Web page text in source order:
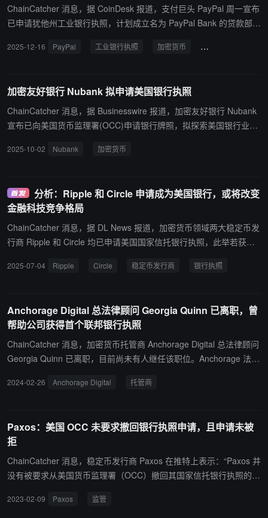
鲍曼则就加密交易所 Kraken 获批美联储主账户一事作出说明，强调
该账户权限有限，初始期限为 12 个月，期间将密切观察并为制定正
ChainCatcher 消息，据 CoinDesk 报道，支付巨头 PayPal 周一宣布
已申请犹他州工业银行执照，计划成立名为 PayPal Bank 的贷款部
利息储蓄账户服务。PayPal 同时已向联邦存款保险公司申请存款保
务。
2025-12-16 PayPal 工业银行执照 加密货币 PayPal Bank
加密友好银行 Nubank 拟申请美国银行执照
ChainCatcher 消息，据 Businesswire 报道，加密友好银行 Nubank
宣布已向美国货币监理署(OCC)申请银行牌照，拟探索美国银行业
数字资产托管服务，据悉 Nubank 已于去年推出加密货币转账功能，
2025-10-02 Nubank 加密货币
分析：Ripple 和 Circle 申请成为美国银行，或将改变
金融科技竞争格局
ChainCatcher 消息，据 DL News 报道，加密货币领域两大稳定币发
行商 Ripple 和 Circle 均已申请美国国家信托银行执照，此举若获批
将使这两家公司受到货币监理署（OCC）的监管，需遵守与传统银行
币将真正进入金融主流。此外，获得银行执照还意味着这两家公司可
以作为联邦监管的托管人，持有稳定币储备，并可能接入美联储的实
时支付系统。他强调，“Circle 和 Ripple 的举动模糊了金融科技和传
统银行业务之间的界限”，这对现有银行构成重大竞争。
2025-07-04 Ripple Circle 稳定币发行商 银行执照
Anchorage Digital 总法律顾问 Georgia Quinn 已离职，曾
帮助公司获得首个联邦银行执照
ChainCatcher 消息，加密货币托管商 Anchorage Digital 总法律顾问
Georgia Quinn 已离职，目前尚未有人继任该职位。Anchorage 法律
协助寻找继任者。 Anchorage 首席执行官 Nathan McCauley 去年 1
币公司首个联邦银行执照的工作起到了关键作用。消息中提到，Quin
n “决定休息一段时间”。 Quinn 告诉 Business Insider，她的离职与
Anchorage 的监管状况无关，并且她对自己离职感到满意，因为她的
团队正在加强合规计划。
2024-02-26 Anchorage Digital 托管商
Paxos：美国 OCC 未要求撤回银行执照申请，且申请未被
拒
ChainCatcher 消息，稳定币发行商 Paxos 在推特上表示：“Paxos 并
没有被要求从美国货币监理署（OCC）撤回其国家信托银行执照的申
今日早前，消息人士表示，美联储和 OCC 正进行大规模加密货币去
2023-02-09 Paxos 监管